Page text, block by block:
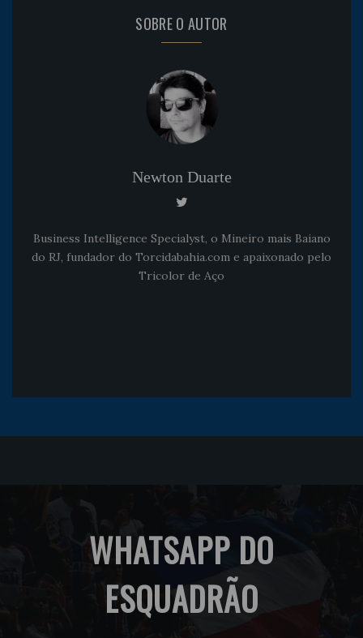
SOBRE O AUTOR
Newton Duarte
Business Intelligence Specialyst, o Mineiro mais Baiano
do RJ, fundador do Torcidabahia.com e apaixonado pelo
Tricolor de Aço
WHATSAPP DO
ESQUADRÃO